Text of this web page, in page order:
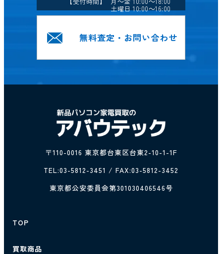
土曜日 10:00～16:00
無料査定・お問い合わせ
〒110-0016 東京都台東区台東2-10-1-1F
TEL:03-5812-3451 / FAX:03-5812-3452
東京都公安委員会第301030406546号
TOP
買取商品